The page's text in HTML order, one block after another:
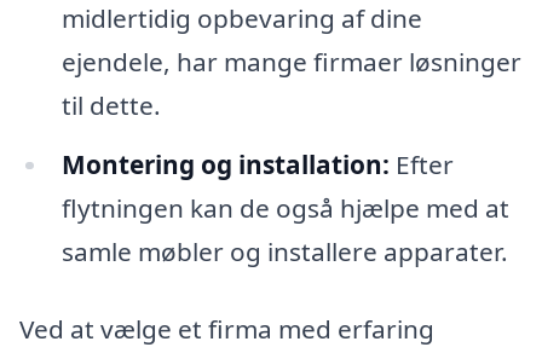
midlertidig opbevaring af dine
ejendele, har mange firmaer løsninger
til dette.
Montering og installation: Efter
flytningen kan de også hjælpe med at
samle møbler og installere apparater.
Ved at vælge et firma med erfaring